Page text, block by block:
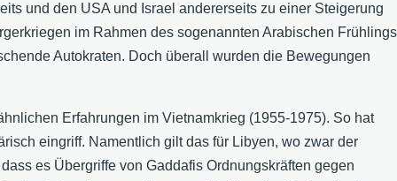
und den USA und Israel andererseits zu einer Steigerung
im Rahmen des sogenannten Arabischen Frühlings
Autokraten. Doch überall wurden die Bewegungen
Erfahrungen im Vietnamkrieg (1955-1975). So hat
eingriff. Namentlich gilt das für Libyen, wo zwar der
es Übergriffe von Gaddafis Ordnungskräften gegen